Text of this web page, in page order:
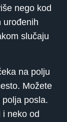
nego kod
urođenih
slučaju
na polju
Možete
posla.
i neko od